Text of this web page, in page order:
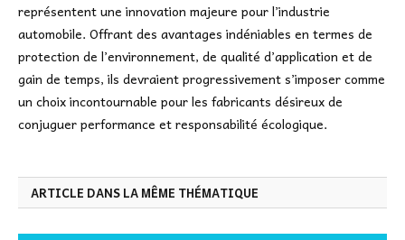
représentent une innovation majeure pour l’industrie
automobile. Offrant des avantages indéniables en termes de
protection de l’environnement, de qualité d’application et de
gain de temps, ils devraient progressivement s’imposer comme
un choix incontournable pour les fabricants désireux de
conjuguer performance et responsabilité écologique.
ARTICLE DANS LA MÊME THÉMATIQUE